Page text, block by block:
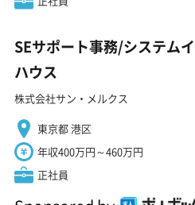
SEサポート事務/システム
ハウス
株式会社サン・メルクス
東京都 港区
年収400万円～460万円
正社員